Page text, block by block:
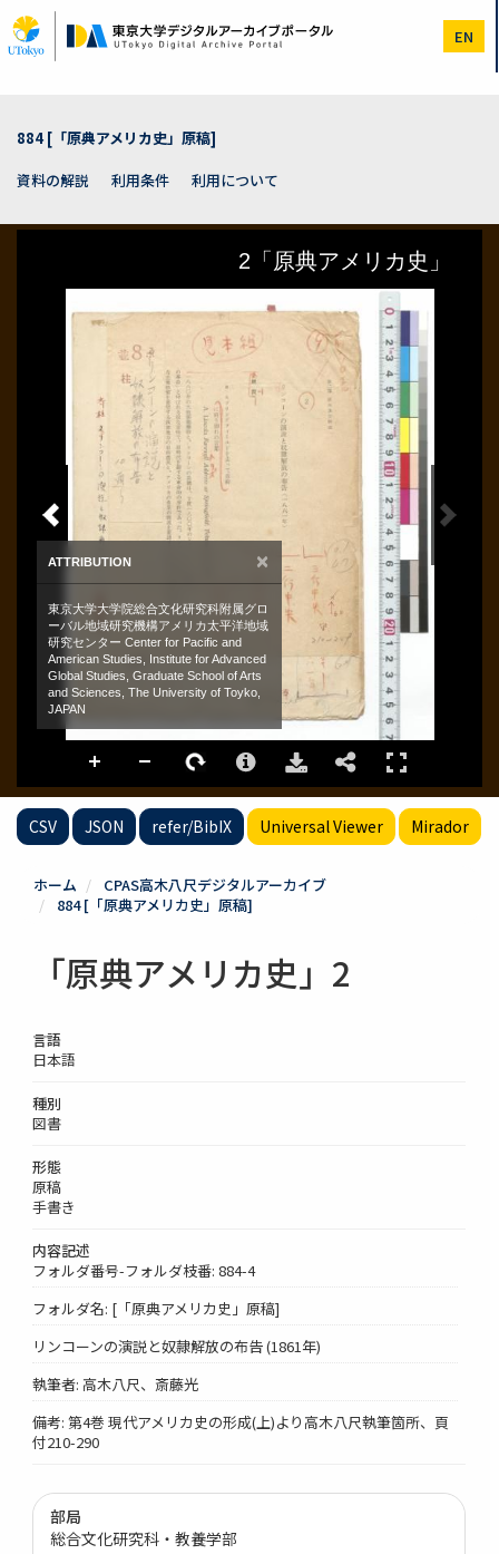
イ
ン
EN
884 [「原典アメリカ史」原稿]
資料の解説
利用条件 利用について
CSV JSON refer/BibIX Universal Viewer Mirador
ホーム
CPAS高木八尺デジタルアーカイブ
884 [「原典アメリカ史」原稿]
「原典アメリカ史」2
言語
日本語
種別
図書
形態
原稿
手書き
内容記述
フォルダ番号-フォルダ枝番: 884-4
フォルダ名: [「原典アメリカ史」原稿]
リンコーンの演説と奴隷解放の布告 (1861年)
執筆者: 高木八尺、斎藤光
備考: 第4巻 現代アメリカ史の形成(上)より高木八尺執筆箇所、頁
付210-290
部局
総合文化研究科・教養学部